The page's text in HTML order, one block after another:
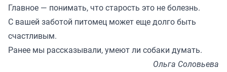
Главное — понимать, что старость это не болезнь.
С вашей заботой питомец может еще долго быть
счастливым.
Ранее мы рассказывали, умеют ли собаки думать.
Ольга Соловьева